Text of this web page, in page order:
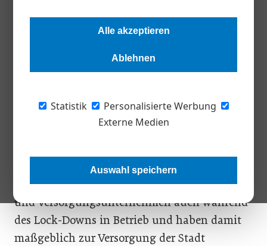
Alle akzeptieren
Ablehnen
Statistik
Personalisierte Werbung
Externe Medien
Auswahl speichern
Das Tochterunternehmen des Hafen Wien konnte auch 2020
wirtschaftlich wachsen. Es wurden nicht nur mehr Container
Zugverbindungen zu den europäischen Seehäfen sowie neue
Geschäftsfelder weiter ausgebaut.
Holding, und sein Tochterunternehmen
WienCont waren als wichtige Infrastruktur-
und Versorgungsunternehmen auch während
des Lock-Downs in Betrieb und haben damit
maßgeblich zur Versorgung der Stadt